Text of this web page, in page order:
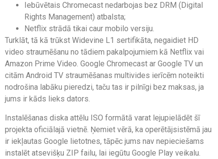
Iebūvētais Chromecast nedarbojas bez DRM (Digital
Rights Management) atbalsta;
Netflix strādā tikai caur mobilo versiju.
Turklāt, tā kā trūkst Widevine L1 sertifikāta, negaidiet HD
video straumēšanu no tādiem pakalpojumiem kā Netflix vai
Amazon Prime Video. Google Chromecast ar Google TV un
citām Android TV straumēšanas multivides ierīcēm noteikti
nodrošina labāku pieredzi, taču tas ir pilnīgi bez maksas, ja
jums ir kāds lieks dators.
Instalēšanas diska attēlu ISO formātā varat lejupielādēt šī
projekta oficiālajā vietnē. Ņemiet vērā, ka operētājsistēmā jau
ir iekļautas Google lietotnes, tāpēc jums nav nepieciešams
instalēt atsevišķu ZIP failu, lai iegūtu Google Play veikalu.